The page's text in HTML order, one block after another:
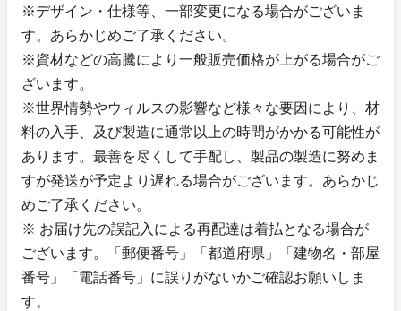
※デザイン・仕様等、一部変更になる場合がございま
す。あらかじめご了承ください。
※資材などの高騰により一般販売価格が上がる場合がご
ざいます。
※世界情勢やウィルスの影響など様々な要因により、材
料の入手、及び製造に通常以上の時間がかかる可能性が
あります。最善を尽くして手配し、製品の製造に努めま
すが発送が予定より遅れる場合がございます。あらかじ
めご了承ください。
※ お届け先の誤記入による再配達は着払となる場合が
ございます。「郵便番号」「都道府県」「建物名・部屋
番号」「電話番号」に誤りがないかご確認お願いしま
す。